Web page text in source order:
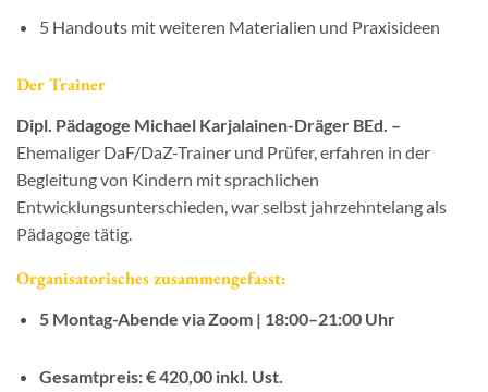
5 Handouts mit weiteren Materialien und Praxisideen
Der Trainer
Dipl. Pädagoge Michael Karjalainen-Dräger BEd. –
Ehemaliger DaF/DaZ-Trainer und Prüfer, erfahren in der
Begleitung von Kindern mit sprachlichen
Entwicklungsunterschieden, war selbst jahrzehntelang als
Pädagoge tätig.
Organisatorisches zusammengefasst:
5 Montag-Abende via Zoom | 18:00–21:00 Uhr
Gesamtpreis: € 420,00 inkl. Ust.